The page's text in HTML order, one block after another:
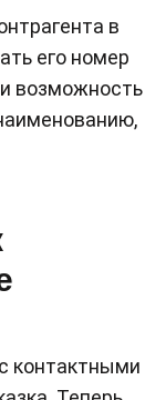
в
его номер
возможность
контактными